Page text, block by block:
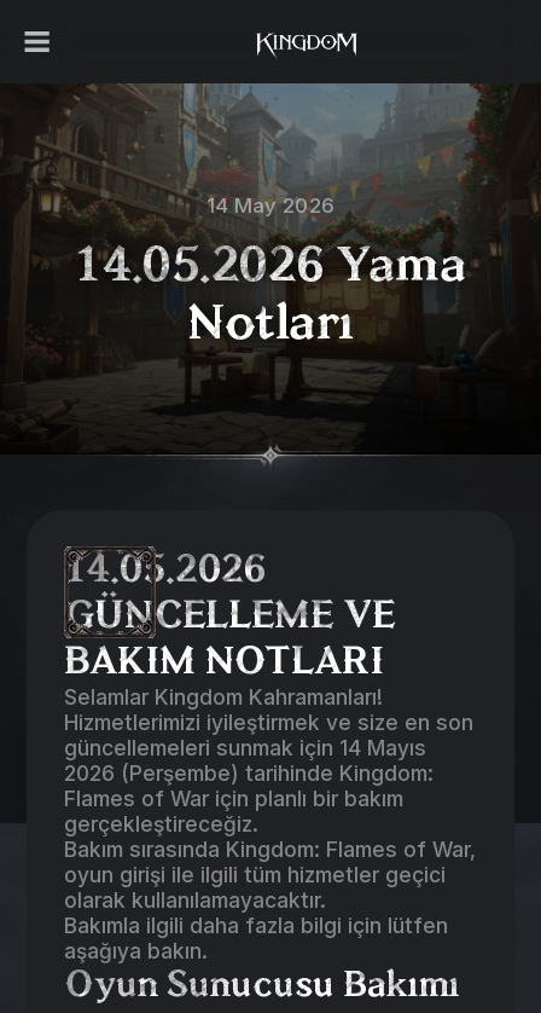
14 May 2026
14.05.2026 Yama
Notları
14.05.2026
GÜNCELLEME VE
BAKIM NOTLARI
Selamlar Kingdom Kahramanları!
Hizmetlerimizi iyileştirmek ve size en son
güncellemeleri sunmak için 14 Mayıs
2026 (Perşembe) tarihinde Kingdom:
Flames of War için planlı bir bakım
gerçekleştireceğiz.
Bakım sırasında Kingdom: Flames of War,
oyun girişi ile ilgili tüm hizmetler geçici
olarak kullanılamayacaktır.
Bakımla ilgili daha fazla bilgi için lütfen
aşağıya bakın.
Oyun Sunucusu Bakımı